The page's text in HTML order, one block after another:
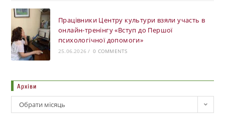
Працівники Центру культури взяли участь в
онлайн-тренінгу «Вступ до Першої
психологічної допомоги»
25.06.2026 / 0 COMMENTS
Архіви
Обрати місяць